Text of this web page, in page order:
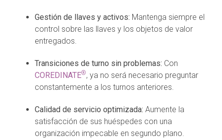
Gestión de llaves y activos: Mantenga siempre el
control sobre las llaves y los objetos de valor
entregados.
Transiciones de turno sin problemas: Con
COREDINATE®, ya no será necesario preguntar
constantemente a los turnos anteriores.
Calidad de servicio optimizada: Aumente la
satisfacción de sus huéspedes con una
organización impecable en segundo plano.